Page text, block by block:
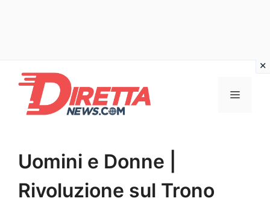
contenuto
Menu
Uomini e Donne |
Rivoluzione sul Trono